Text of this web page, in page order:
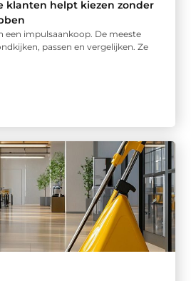
klanten helpt kiezen zonder
een impulsaankoop. De meeste
passen en vergelijken. Ze